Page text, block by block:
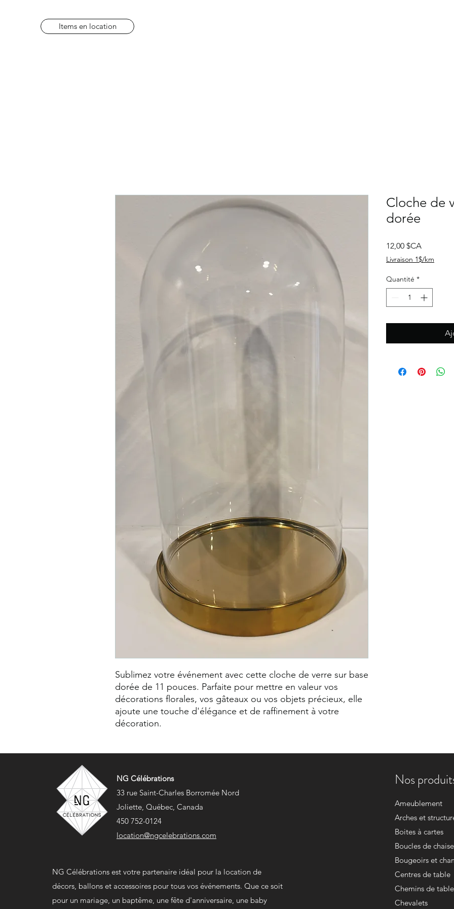
Items en location
Sublimez votre événement avec cette cloche de verre sur base
dorée de 11 pouces. Parfaite pour mettre en valeur vos
décorations florales, vos gâteaux ou vos objets précieux, elle
ajoute une touche d'élégance et de raffinement à votre
décoration.
Cloche de
dorée
12,00 $CA
Livraison 1$/km
Quantité *
NG Célébrations
33 rue Saint-Charles Borromée Nord
Joliette, Québec, Canada
450 752-0124
location@ngcelebrations.com
NG Célébrations est votre partenaire idéal pour la location de
décors, ballons et accessoires pour tous vos événements. Que ce soit
pour un mariage, un baptême, une fête d'anniversaire, une baby
Nos
Ameublement
Arches et
Boites à cartes
Boucles de chaise
Bougeoirs et
Centres de table
Chemins de table
Chevalets